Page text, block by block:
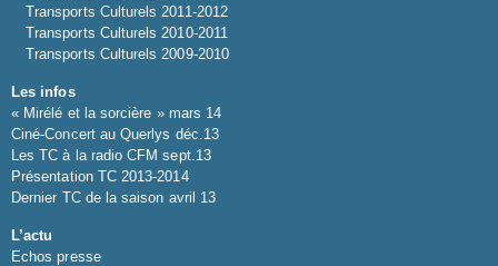
Transports Culturels 2011-2012
Transports Culturels 2010-2011
Transports Culturels 2009-2010
Les infos
« Mirélé et la sorcière » mars 14
Ciné-Concert au Querlys déc.13
Les TC à la radio CFM sept.13
Présentation TC 2013-2014
Dernier TC de la saison avril 13
L’actu
Echos presse